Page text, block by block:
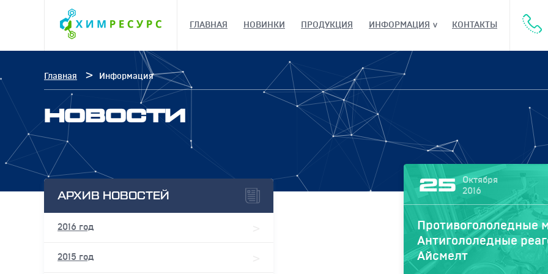
ГЛАВНАЯ НОВИНКИ ПРОДУКЦИЯ ИНФОРМАЦИЯ КОНТАКТЫ
Главная Информация
НОВОСТИ
АРХИВ НОВОСТЕЙ
2016 год
2015 год
25
Октября
2016
Противогололедные
Антигололедные
Айсмелт